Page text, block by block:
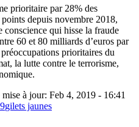
prioritaire par 28% des
depuis novembre 2018,
qui hisse la fraude
60 et 80 milliards d’euros par
prioritaires du
la lutte contre le terrorisme,
à jour: Feb 4, 2019 - 16:41
gilets jaunes